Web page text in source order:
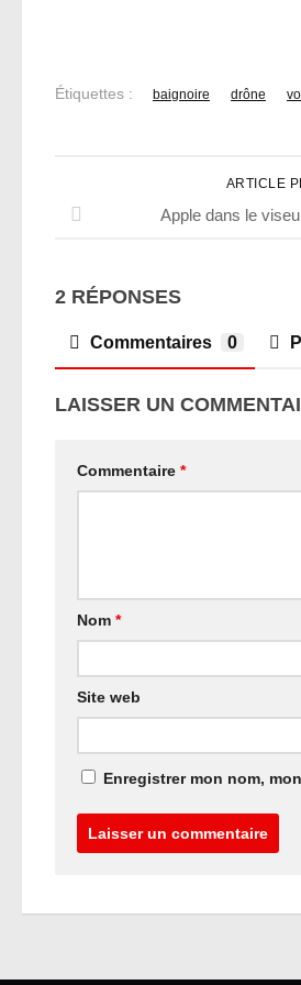
Étiquettes : baignoire drône
ARTICLE
Apple dans le
2 RÉPONSES
Commentaires 0
LAISSER UN
Commentaire *
Nom *
Site web
Enregistrer mon nom,